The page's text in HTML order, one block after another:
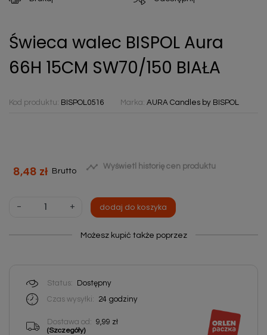
Świeca walec BISPOL Aura
66H 15CM SW70/150 BIAŁA
Kod produktu: BISPOL0516 Marka: AURA Candles by BISPOL
8,48 zł Brutto  Wyświetl historię cen produktu
- + dodaj do koszyka
Możesz kupić także poprzez
Status:
Dostępny
Czas wysyłki:
24 godziny
Dostawa od: 9,99 zł
(Szczegóły)